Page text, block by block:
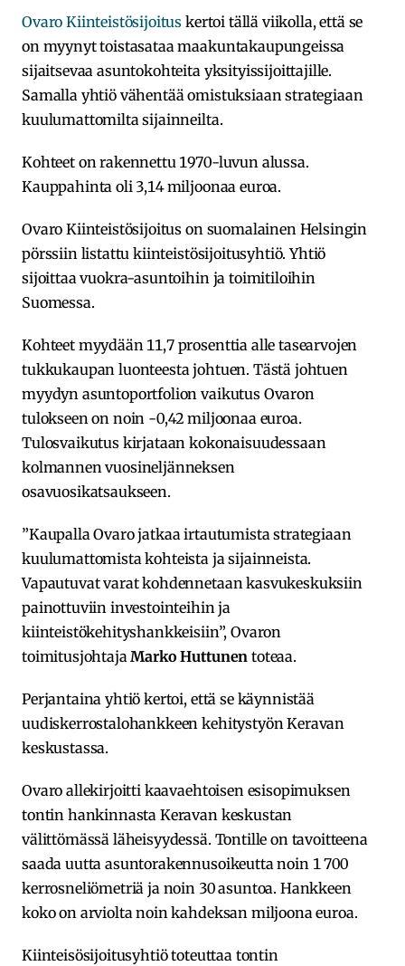
Ovaro Kiinteistösijoitus kertoi tällä viikolla, että se
on myynyt toistasataa maakuntakaupungeissa
sijaitsevaa asuntokohteita yksityissijoittajille.
Samalla yhtiö vähentää omistuksiaan strategiaan
kuulumattomilta sijainneilta.
Kohteet on rakennettu 1970-luvun alussa.
Kauppahinta oli 3,14 miljoonaa euroa.
Ovaro Kiinteistösijoitus on suomalainen Helsingin
pörssiin listattu kiinteistösijoitusyhtiö. Yhtiö
sijoittaa vuokra-asuntoihin ja toimitiloihin
Suomessa.
Kohteet myydään 11,7 prosenttia alle tasearvojen
tukkukaupan luonteesta johtuen. Tästä johtuen
myydyn asuntoportfolion vaikutus Ovaron
tulokseen on noin -0,42 miljoonaa euroa.
Tulosvaikutus kirjataan kokonaisuudessaan
kolmannen vuosineljänneksen
osavuosikatsaukseen.
”Kaupalla Ovaro jatkaa irtautumista strategiaan
kuulumattomista kohteista ja sijainneista.
Vapautuvat varat kohdennetaan kasvukeskuksiin
painottuviin investointeihin ja
kiinteistökehityshankkeisiin”, Ovaron
toimitusjohtajaMarko Huttunen toteaa.
Perjantaina yhtiö kertoi, että se käynnistää
uudiskerrostalohankkeen kehitystyön Keravan
keskustassa.
Ovaro allekirjoitti kaavaehtoisen esisopimuksen
tontin hankinnasta Keravan keskustan
välittömässä läheisyydessä. Tontille on tavoitteena
saada uutta asuntorakennusoikeutta noin 1 700
kerrosneliömetriä ja noin 30 asuntoa. Hankkeen
koko on arviolta noin kahdeksan miljoona euroa.
Kiinteisösijoitusyhtiö toteuttaa tontin